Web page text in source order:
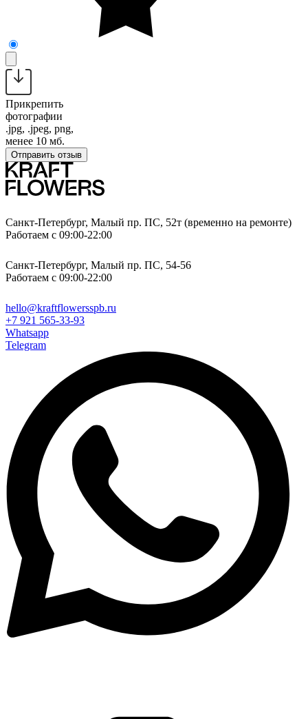
Прикрепить
фотографии
.jpg, .jpeg, png,
менее 10 мб.
Отправить отзыв
Санкт-Петербург, Малый пр. ПС, 52т (временно на ремонте)
Работаем с 09:00-22:00
Санкт-Петербург, Малый пр. ПС, 54-56
Работаем с 09:00-22:00
hello@kraftflowersspb.ru
+7 921 565-33-93
Whatsapp
Telegram